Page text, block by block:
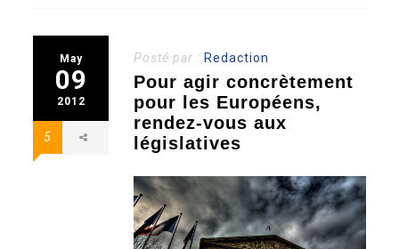
May
09
2012
5
Posté par : Redaction
Pour agir concrètement
pour les Européens,
rendez-vous aux
législatives